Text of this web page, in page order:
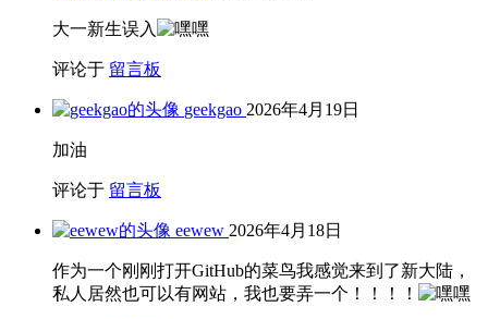
大一新生误入
评论于 留言板
geekgao 2026年4月19日
加油
评论于 留言板
eewew 2026年4月18日
作为一个刚刚打开GitHub的菜鸟我感觉来到了新大陆，
私人居然也可以有网站，我也要弄一个！！！！